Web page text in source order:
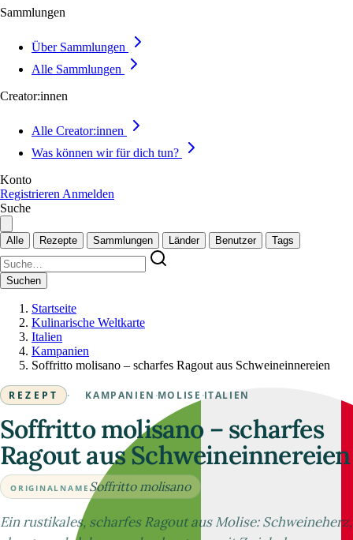
Sammlungen
Über Sammlungen
Alle Sammlungen
Creator:innen
Alle Creator:innen
Was können wir für dich tun?
Konto
Registrieren Anmelden
Suche
Alle Rezepte Sammlungen Länder Benutzer Tags
Suchen
Startseite
Kulinarische Weltkarte
Italien
Kampanien
Soffritto molisano – scharfes Ragout aus Schweineinnereien
REZEPT · KAMPANIEN ·MOLISE ·ITALIEN
Soffritto molisano – scharfes
Ragout aus Schweineinnereien
ORIGINALNAME Soffritto molisano
Ein rustikales, scharfes Ragout aus Molise: Schweineherz,